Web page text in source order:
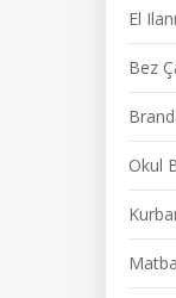
El
Bez
Okul